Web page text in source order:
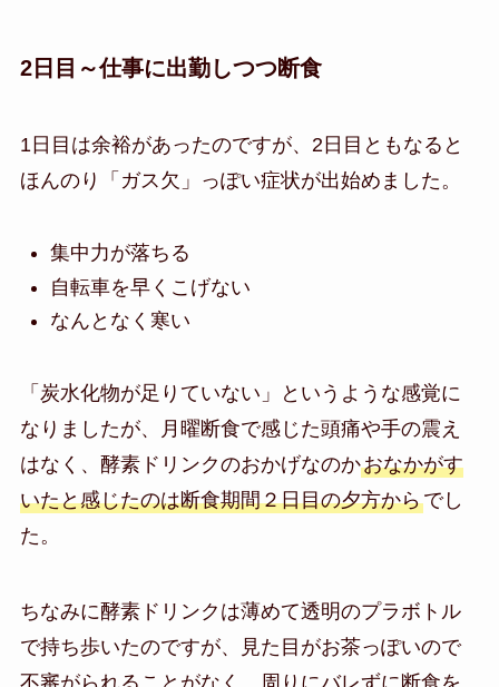
2日目～仕事に出勤しつつ断食
1日目は余裕があったのですが、2日目ともなると
ほんのり「ガス欠」っぽい症状が出始めました。
集中力が落ちる
自転車を早くこげない
なんとなく寒い
「炭水化物が足りていない」というような感覚に
なりましたが、月曜断食で感じた頭痛や手の震え
はなく、酵素ドリンクのおかげなのかおなかがす
いたと感じたのは断食期間２日目の夕方からでし
た。
ちなみに酵素ドリンクは薄めて透明のプラボトル
で持ち歩いたのですが、見た目がお茶っぽいので
不審がられることがなく、周りにバレずに断食を